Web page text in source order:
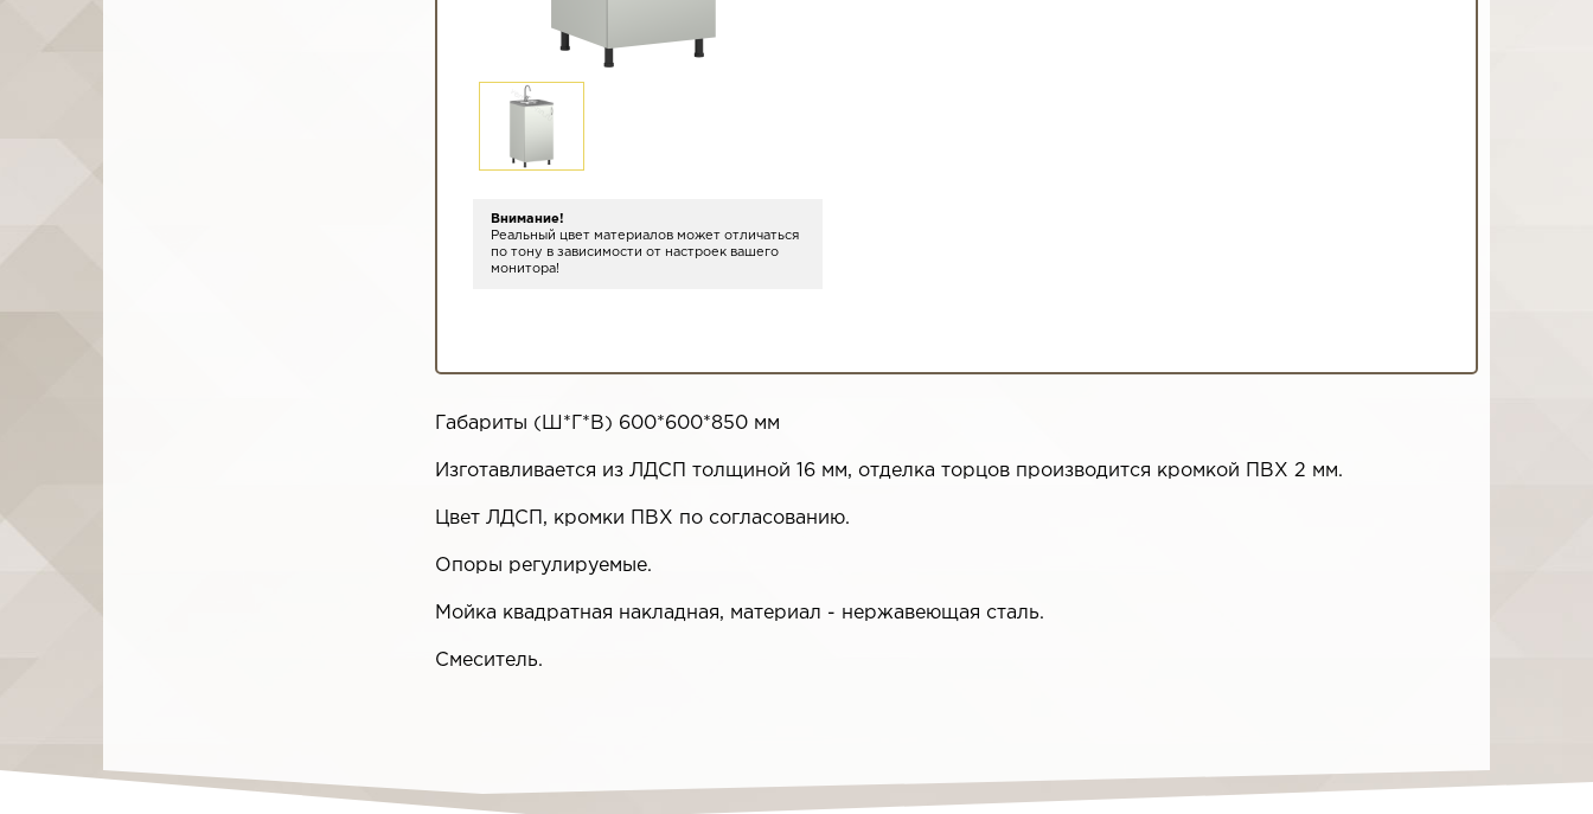
Внимание!
Реальный цвет материалов может отличаться
по тону в зависимости от настроек вашего
монитора!
Габариты (Ш*Г*В) 600*600*850 мм
Изготавливается из ЛДСП толщиной 16 мм, отделка торцов производится кромкой ПВХ 2 мм.
Цвет ЛДСП, кромки ПВХ по согласованию.
Опоры регулируемые.
Мойка квадратная накладная, материал - нержавеющая сталь.
Смеситель.